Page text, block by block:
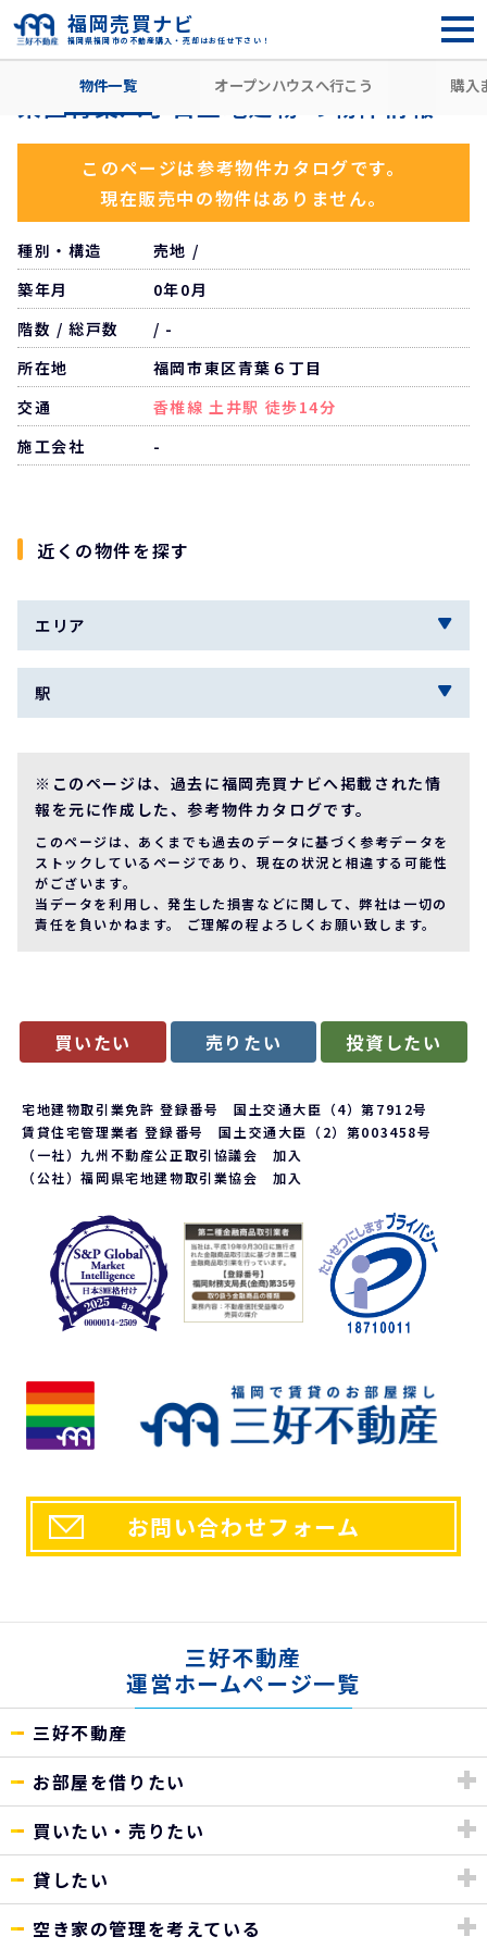
福岡県福岡市の不動産購入・売却はお任せ下さい！
福岡売買ナビ
住所から探す 福岡市東区 東区
物件一覧 オープンハウスへ行こう 購入
東区青葉六丁目土地建物 の物件情報
このページは参考物件カタログです。
現在販売中の物件はありません。
種別・構造
売地 /
築年月
0年0月
階数 / 総戸数
/ -
所在地
福岡市東区青葉６丁目
交通
香椎線 土井駅 徒歩14分
施工会社
-
近くの物件を探す
エリア
駅
※このページは、過去に福岡売買ナビへ掲載された情
報を元に作成した、参考物件カタログです。
このページは、あくまでも過去のデータに基づく参考データを
ストックしているページであり、現在の状況と相違する可能性
がございます。
当データを利用し、発生した損害などに関して、弊社は一切の
責任を負いかねます。 ご理解の程よろしくお願い致します。
買いたい 売りたい 投資したい
宅地建物取引業免許 登録番号 国土交通大臣（4）第7912号
賃貸住宅管理業者 登録番号 国土交通大臣（2）第003458号
（一社）九州不動産公正取引協議会 加入
（公社）福岡県宅地建物取引業協会 加入
お問い合わせフォーム
三好不動産
運営ホームページ一覧
三好不動産
お部屋を借りたい
買いたい・売りたい
貸したい
空き家の管理を考えている